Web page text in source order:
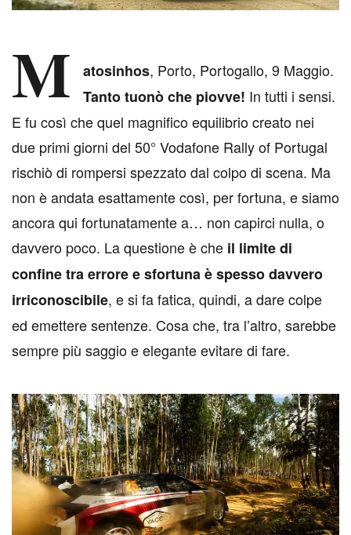
M atosinhos, Porto, Portogallo, 9 Maggio.
Tanto tuonò che piovve! In tutti i sensi.
E fu così che quel magnifico equilibrio creato nei
due primi giorni del 50° Vodafone Rally of Portugal
rischiò di rompersi spezzato dal colpo di scena. Ma
non è andata esattamente così, per fortuna, e siamo
ancora qui fortunatamente a… non capirci nulla, o
davvero poco. La questione è che il limite di
confine tra errore e sfortuna è spesso davvero
irriconoscibile, e si fa fatica, quindi, a dare colpe
ed emettere sentenze. Cosa che, tra l’altro, sarebbe
sempre più saggio e elegante evitare di fare.